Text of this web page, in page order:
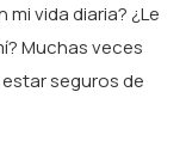
vida diaria? ¿Le
Muchas veces
seguros de